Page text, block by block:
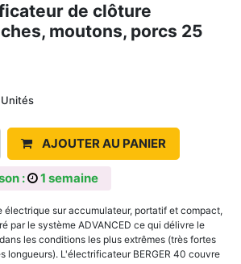
de clôture
moutons, porcs 25
Unités
AJOUTER AU PANIER
: 1 semaine
électrique sur accumulateur, portatif et compact,
par le système ADVANCED ce qui délivre le
les conditions les plus extrêmes (très fortes
longueurs). L'électrificateur BERGER 40 couvre